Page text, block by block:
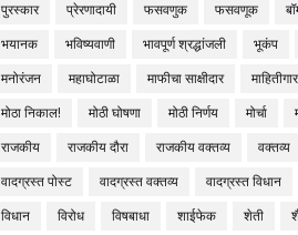
पुरस्कार
प्रेरणादायी फसवणुक फसवणूक
भयानक
भविष्यवाणी भावपूर्ण श्रद्धांजली भूकंप
मनोरंजन
महाघोटाळा माफीचा साक्षीदार
माहितीगार
मोठा निकाल!
मोठी घोषणा मोठी निर्णय मोर्चा
राजकीय
राजकीय दौरा राजकीय वक्तव्य
वक्तव्य
वादग्रस्त पोस्ट
वादग्रस्त वक्तव्य वादग्रस्त विधान
विधान
विरोध विषबाधा शाईफेक शेती